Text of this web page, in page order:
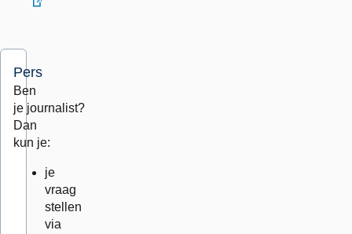
Pers
Ben
je journalist?
Dan
kun je:
je
vraag
stellen
via